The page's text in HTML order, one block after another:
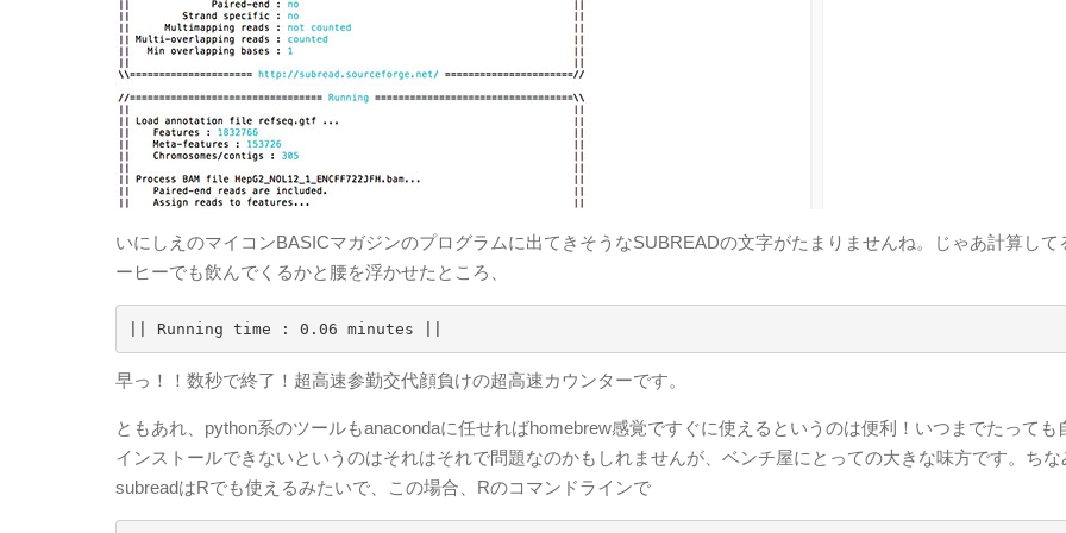
いにしえのマイコンBASICマガジンのプログラムに出てきそうなSUBREADの文字がたまりませんね。じゃあ計算して
ーヒーでも飲んでくるかと腰を浮かせたところ、
|| Running time : 0.06 minutes ||
早っ！！数秒で終了！超高速参勤交代顔負けの超高速カウンターです。
ともあれ、python系のツールもanacondaに任せればhomebrew感覚ですぐに使えるというのは便利！いつまでたっても
インストールできないというのはそれはそれで問題なのかもしれませんが、ベンチ屋にとっての大きな味方です。ちな
subreadはRでも使えるみたいで、この場合、Rのコマンドラインで